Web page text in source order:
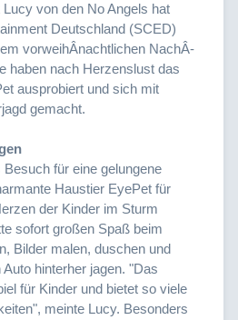
von den No Angels hat
Deutschland (SCED)
vorweihÂ­nachtlichen NachÂ­
haben nach Herzenslust das
ausprobiert und sich mit
gemacht.
für eine gelungene
Haustier EyePet für
der Kinder im Sturm
sofort großen Spaß beim
Bilder malen, duschen und
hinterher jagen. "Das
für Kinder und bietet so viele
meinte Lucy. Besonders